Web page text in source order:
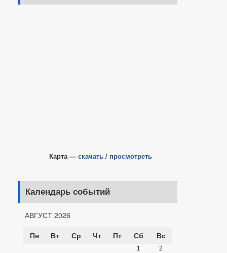
Карта — скачать / просмотреть
Календарь событий
АВГУСТ 2026
Пн
Вт Ср Чт Пт Сб Вс
1
2